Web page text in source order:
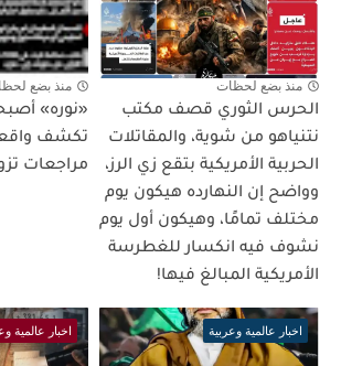
منذ بضع لحظات
الحرس الثوري قصف مكتب
نتنياهو من شوية، والمقاتلات
الحربية الأمريكية بتقع زي الرز،
وواضح إن النهارده هيكون يوم
مختلف تمامًا، وهيكون أول يوم
نشوف فيه انكسار للغطرسة
الأمريكية المبالغ فيها!
منذ بضع
«نوره»
تكشف
مراجعات
اخبار عالمية وعربية اخبار عالمية